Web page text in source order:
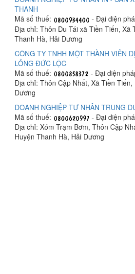
THANH
Mã số thuế:
- Đại diện
Địa chỉ: Thôn Du Tái xã Tiền Tiến, Xã
Thanh Hà, Hải Dương
CÔNG TY TNHH MỘT THÀNH VIÊN
LỎNG ĐỨC LỘC
Mã số thuế:
- Đại diện
Địa chỉ: Thôn Cập Nhất, Xã Tiền
Dương
DOANH NGHIỆP TƯ NHÂN TRUNG
Mã số thuế:
- Đại diện
Địa chỉ: Xóm Trạm Bơm, Thôn Cập
Huyện Thanh Hà, Hải Dương